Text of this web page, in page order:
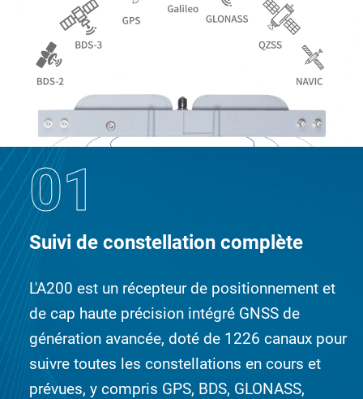
01
Suivi de constellation complète
L'A200 est un récepteur de positionnement et
de cap haute précision intégré GNSS de
génération avancée, doté de 1226 canaux pour
suivre toutes les constellations en cours et
prévues, y compris GPS, BDS, GLONASS,